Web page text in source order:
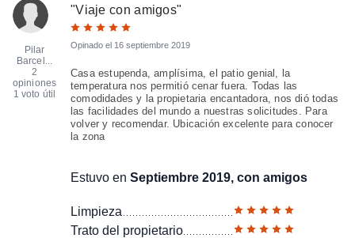
Pilar
Barcel...
2
opiniones
1 voto útil
"Viaje con amigos"
Opinado el 16 septiembre 2019
Casa estupenda, amplísima, el patio genial, la
temperatura nos permitió cenar fuera. Todas las
comodidades y la propietaria encantadora, nos dió todas
las facilidades del mundo a nuestras solicitudes. Para
volver y recomendar. Ubicación excelente para conocer
la zona
Estuvo en Septiembre 2019, con amigos
Limpieza
Trato del propietario